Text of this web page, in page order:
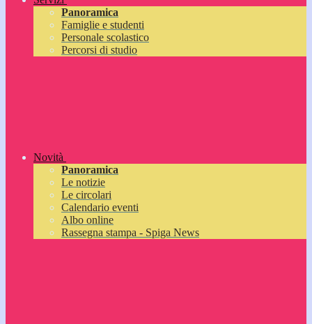
Panoramica
Famiglie e studenti
Personale scolastico
Percorsi di studio
Novità
Panoramica
Le notizie
Le circolari
Calendario eventi
Albo online
Rassegna stampa - Spiga News